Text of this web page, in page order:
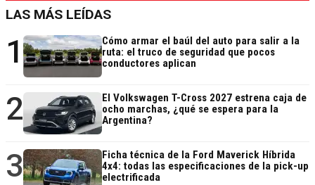
LAS MÁS LEÍDAS
1
Cómo armar el baúl del auto para salir a la
ruta: el truco de seguridad que pocos
conductores aplican
2
El Volkswagen T-Cross 2027 estrena caja de
ocho marchas, ¿qué se espera para la
Argentina?
3
Ficha técnica de la Ford Maverick Híbrida
4x4: todas las especificaciones de la pick-up
electrificada